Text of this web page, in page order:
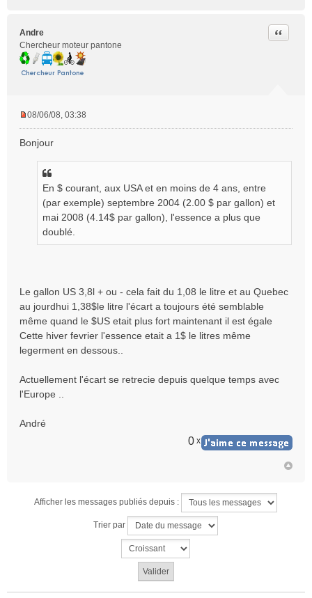
Andre
Chercheur moteur pantone
Citer
s
08/06/08, 03:38
Bonjour
En $ courant, aux USA et en moins de 4 ans, entre
(par exemple) septembre 2004 (2.00 $ par gallon) et
mai 2008 (4.14$ par gallon), l'essence a plus que
doublé.
Le gallon US 3,8l + ou - cela fait du 1,08 le litre et au Quebec
au jourdhui 1,38$le litre l'écart a toujours été semblable
même quand le $US etait plus fort maintenant il est égale
Cette hiver fevrier l'essence etait a 1$ le litres même
legerment en dessous..
Actuellement l'écart se retrecie depuis quelque temps avec
l'Europe ..
André
0 x
Afficher les messages publiés depuis :
Trier par